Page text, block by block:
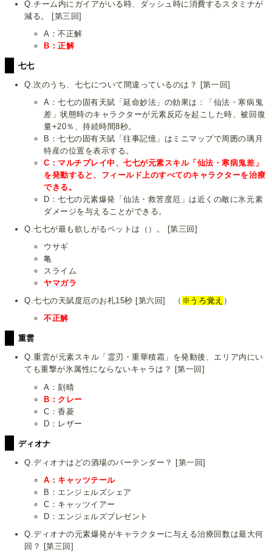
Q.チーム内にガイアがいる時、ダッシュ時に消費するスタミナが
減る。 [第三回]
A：不正解
B：正解
七七
Q.次のうち、七七について間違っているのは？ [第一回]
A：七七の固有天賦「延命妙法」の効果は：「仙法・寒病鬼
差」状態時のキャラクターが元素反応を起こした時、被回復
量+20％、持続時間8秒。
B：七七の固有天賦「往事記憶」はミニマップで周囲の璃月
特産の位置を表示する。
C：マルチプレイ中、七七が元素スキル「仙法・寒病鬼差」
を発動すると、フィールド上のすべてのキャラクターを治療
できる。
D：七七の元素爆発「仙法・救苦度厄」は近くの敵に氷元素
ダメージを与えることができる。
Q.七七が最も欲しがるペットは（）。 [第三回]
ウサギ
亀
スライム
ヤマガラ
Q.七七の天賦度厄のお札15秒 [第六回] （ ※うろ覚え ）
不正解
重雲
Q.重雲が元素スキル「霊刃・重華積霜」を発動後、エリア内にい
ても重撃が氷属性にならないキャラは？ [第一回]
A：刻晴
B：クレー
C：香菱
D：レザー
ディオナ
Q.ディオナはどの酒場のバーテンダー？ [第一回]
A：キャッツテール
B：エンジェルズシェア
C：キャッツイアー
D：エンジェルズプレゼント
Q.ディオナの元素爆発がキャラクターに与える治療回数は最大何
回？ [第三回]